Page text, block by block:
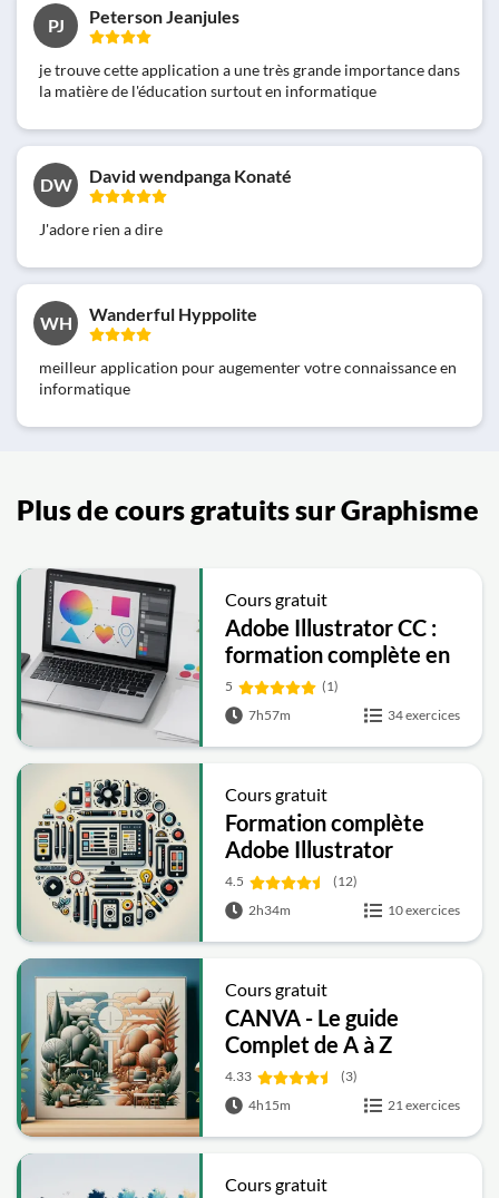
PJ Peterson Jeanjules
je trouve cette application a une très grande importance dans
la matière de l'éducation surtout en informatique
DW David wendpanga Konaté
J'adore rien a dire
WH Wanderful Hyppolite
meilleur application pour augementer votre connaissance en
informatique
Plus de cours gratuits sur Graphisme
Cours gratuit
Adobe Illustrator CC :
formation complète en
graphisme vectoriel
5
(1)
7h57m
34 exercices
Cours gratuit
Formation complète
Adobe Illustrator
4.5
(12)
2h34m
10 exercices
Cours gratuit
CANVA - Le guide
Complet de A à Z
4.33
(3)
4h15m
21 exercices
Cours gratuit